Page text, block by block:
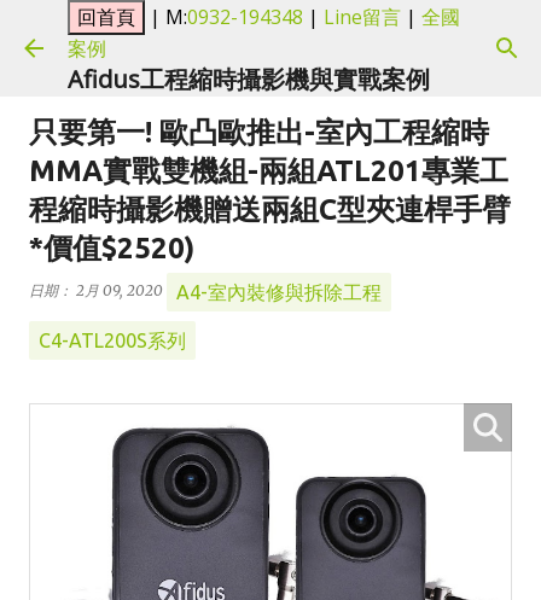
跳到主要內容
| M:0932-194348 | Line留言 | 全國
案例
Afidus工程縮時攝影機與實戰案例
只要第一! 歐凸歐推出-室內工程縮時
MMA實戰雙機組-兩組ATL201專業工
程縮時攝影機贈送兩組C型夾連桿手臂
*價值$2520)
日期： 2月 09, 2020 A4-室內裝修與拆除工程
C4-ATL200S系列